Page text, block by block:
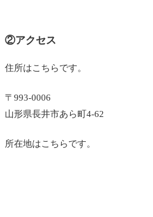
②アクセス
住所はこちらです。
〒993-0006
山形県長井市あら町4-62
所在地はこちらです。